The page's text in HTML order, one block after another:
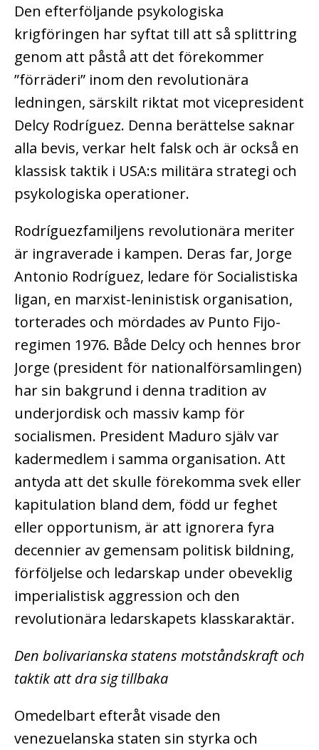
Den efterföljande psykologiska
krigföringen har syftat till att så splittring
genom att påstå att det förekommer
”förräderi” inom den revolutionära
ledningen, särskilt riktat mot vicepresident
Delcy Rodríguez. Denna berättelse saknar
alla bevis, verkar helt falsk och är också en
klassisk taktik i USA:s militära strategi och
psykologiska operationer.
Rodríguezfamiljens revolutionära meriter
är ingraverade i kampen. Deras far, Jorge
Antonio Rodríguez, ledare för Socialistiska
ligan, en marxist-leninistisk organisation,
torterades och mördades av Punto Fijo-
regimen 1976. Både Delcy och hennes bror
Jorge (president för nationalförsamlingen)
har sin bakgrund i denna tradition av
underjordisk och massiv kamp för
socialismen. President Maduro själv var
kadermedlem i samma organisation. Att
antyda att det skulle förekomma svek eller
kapitulation bland dem, född ur feghet
eller opportunism, är att ignorera fyra
decennier av gemensam politisk bildning,
förföljelse och ledarskap under obeveklig
imperialistisk aggression och den
revolutionära ledarskapets klasskaraktär.
Den bolivarianska statens motståndskraft och
taktik att dra sig tillbaka
Omedelbart efteråt visade den
venezuelanska staten sin styrka och